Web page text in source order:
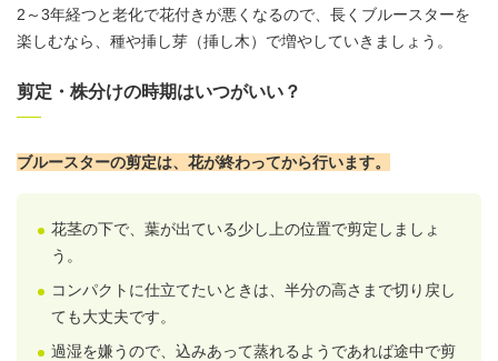
2～3年経つと老化で花付きが悪くなるので、長くブルースターを
楽しむなら、種や挿し芽（挿し木）で増やしていきましょう。
剪定・株分けの時期はいつがいい？
ブルースターの剪定は、花が終わってから行います。
花茎の下で、葉が出ている少し上の位置で剪定しましょ
う。
コンパクトに仕立てたいときは、半分の高さまで切り戻し
ても大丈夫です。
過湿を嫌うので、込みあって蒸れるようであれば途中で剪